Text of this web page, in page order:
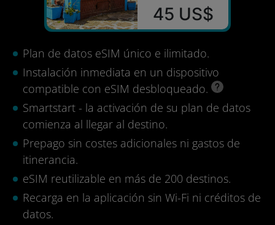
45 US$
Plan de datos eSIM único e ilimitado.
Instalación inmediata en un dispositivo
compatible con eSIM desbloqueado.
Smartstart - la activación de su plan de datos
comienza al llegar al destino.
Prepago sin costes adicionales ni gastos de
itinerancia.
eSIM reutilizable en más de 200 destinos.
Recarga en la aplicación sin Wi-Fi ni créditos de
datos.